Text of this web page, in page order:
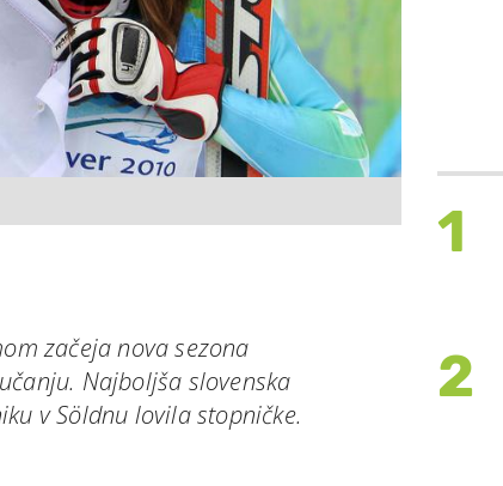
začeja nova sezona
Najboljša slovenska
v Söldnu lovila stopničke.
1
2